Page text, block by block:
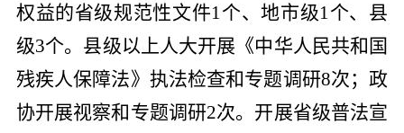
权益的省级规范性文件1个、地市级1个、县
级3个。县级以上人大开展《中华人民共和国
残疾人保障法》执法检查和专题调研8次；政
协开展视察和专题调研2次。开展省级普法宣